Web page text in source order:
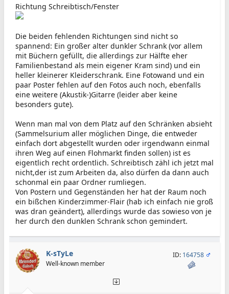
Richtung Schreibtisch/Fenster
Die beiden fehlenden Richtungen sind nicht so
spannend: Ein großer alter dunkler Schrank (vor allem
mit Büchern gefüllt, die allerdings zur Hälfte eher
Familienbestand als mein eigener Kram sind) und ein
heller kleinerer Kleiderschrank. Eine Fotowand und ein
paar Poster fehlen auf den Fotos auch noch, ebenfalls
eine weitere (Akustik-)Gitarre (leider aber keine
besonders gute).
Wenn man mal von dem Platz auf den Schränken absieht
(Sammelsurium aller möglichen Dinge, die entweder
einfach dort abgestellt wurden oder irgendwann einmal
ihren Weg auf einen Flohmarkt finden sollen) ist es
eigentlich recht ordentlich. Schreibtisch zähl ich jetzt mal
nicht,der ist zum Arbeiten da, also dürfen da dann auch
schonmal ein paar Ordner rumliegen.
Von Postern und Gegenständen her hat der Raum noch
ein bißchen Kinderzimmer-Flair (hab ich einfach nie groß
was dran geändert), allerdings wurde das sowieso von je
her durch den dunklen Schrank schon gemindert.
K-sTyLe
Well-known member
ID: 164758